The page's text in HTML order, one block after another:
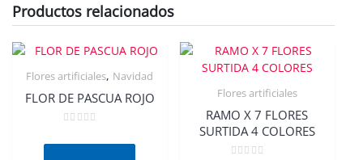
Productos relacionados
Flores artificiales, Navidad
FLOR DE PASCUA ROJO Flores artificiales
RAMO X 7 FLORES
SURTIDA 4 COLORES